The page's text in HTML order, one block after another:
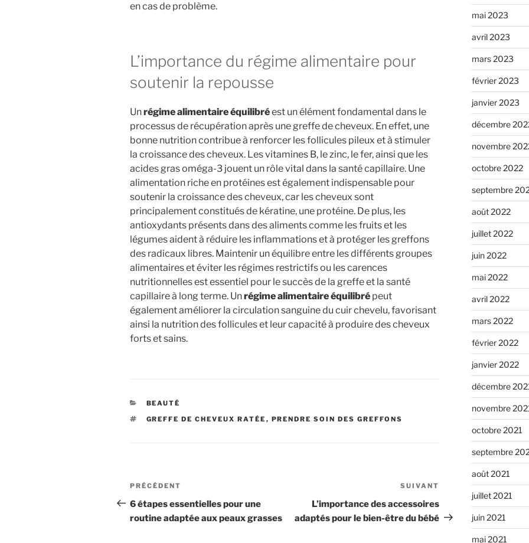
en cas de problème.
L’importance du régime alimentaire pour
soutenir la repousse
Unrégime alimentaire équilibréest un élément fondamental dans le
processus de récupération après une greffe de cheveux. En effet, une
bonne nutrition contribue à renforcer les follicules pileux et à stimuler
la croissance des cheveux. Les vitamines B, le zinc, le fer, ainsi que les
acides gras oméga-3 jouent un rôle vital dans la santé capillaire. Une
alimentation riche en protéines est également indispensable pour
soutenir la croissance des cheveux, car les cheveux sont
principalement constitués de kératine, une protéine. De plus, les
antioxydants présents dans des aliments comme les fruits et les
légumes aident à réduire les inflammations et à protéger les greffons
des radicaux libres. Maintenir un équilibre entre les différents groupes
alimentaires et éviter les régimes restrictifs ou les carences
nutritionnelles est essentiel pour le succès de la greffe et la santé
capillaire à long terme. Unrégime alimentaire équilibré peut
également améliorer la circulation sanguine du cuir chevelu, favorisant
ainsi la nutrition des follicules et leur capacité à produire des cheveux
forts et sains.
CATÉGORIES
BEAUTÉ
ÉTIQUETTES
GREFFE DE CHEVEUX RATÉE , PRENDRE SOIN DES GREFFONS
Navigation
de
l’article
Article
précédent
PRÉCÉDENT
6 étapes essentielles pour une
routine adaptée aux peaux grasses
suivant
SUIVANT
L’importance des accessoires
adaptés pour le bien-être du bébé
mai 2023
avril 2023
mars 2023
février 2023
janvier 2023
décembre
novembre
octobre 2022
septembre
août 2022
juillet 2022
juin 2022
mai 2022
avril 2022
mars 2022
février 2022
janvier 2022
décembre
novembre
octobre 2021
septembre
août 2021
juillet 2021
juin 2021
mai 2021